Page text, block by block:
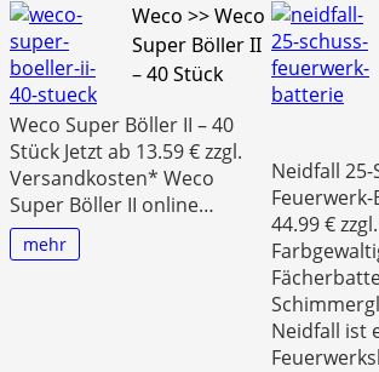
Weco >> Weco
Super Böller II
– 40 Stück
Weco Super Böller II – 40
Stück Jetzt ab 13.59 € zzgl.
Versandkosten* Weco
Super Böller II online…
mehr
Neidfall 25-
44.99 €
Neidfall ist